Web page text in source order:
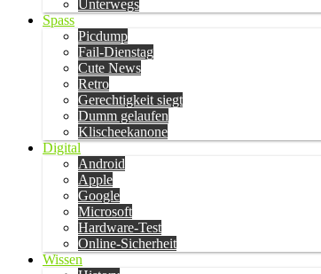
Unterwegs
Spass
Picdump
Fail-Dienstag
Cute News
Retro
Gerechtigkeit siegt
Dumm gelaufen
Klischeekanone
Digital
Android
Apple
Google
Microsoft
Hardware-Test
Online-Sicherheit
Wissen